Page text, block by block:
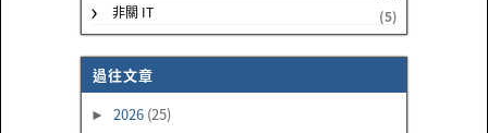
非關 IT
(5)
過往文章
► 2026 (25)